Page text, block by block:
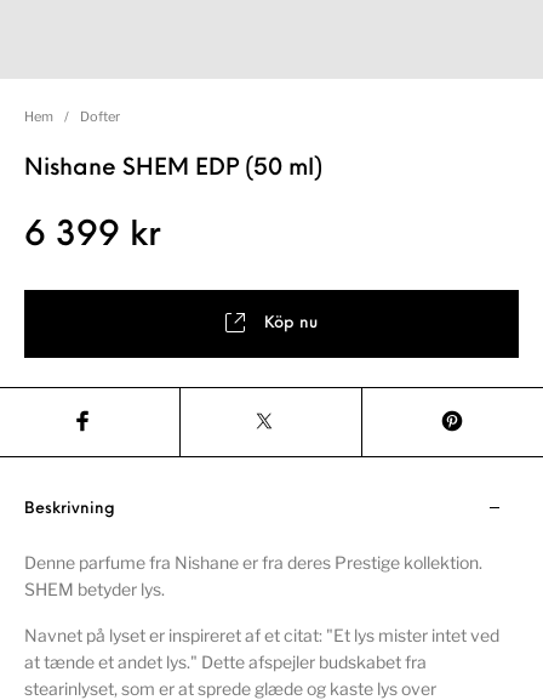
Hem / Dofter
Nishane SHEM EDP (50 ml)
6 399 kr
Köp nu
Beskrivning
Denne parfume fra Nishane er fra deres Prestige kollektion.
SHEM betyder lys.
Navnet på lyset er inspireret af et citat: "Et lys mister intet ved
at tænde et andet lys." Dette afspejler budskabet fra
stearinlyset, som er at sprede glæde og kaste lys over